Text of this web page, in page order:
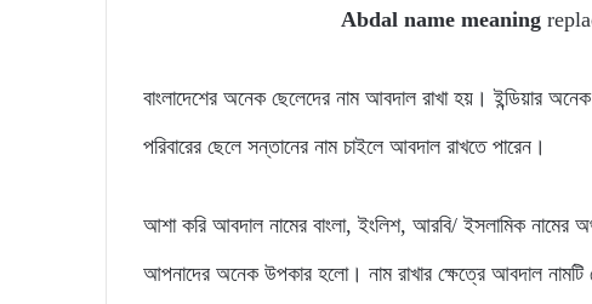
Abdal name meaning
বাংলাদেশের অনেক ছেলেদের নাম আবদাল রাখা হয়। ইন্ডিয়ার
পরিবারের ছেলে সন্তানের নাম চাইলে আবদাল রাখতে পারেন।
আশা করি আবদাল নামের বাংলা, ইংলিশ, আরবি/ ইসলামিক নামের
আপনাদের অনেক উপকার হলো। নাম রাখার ক্ষেত্রে আবদাল নামটি